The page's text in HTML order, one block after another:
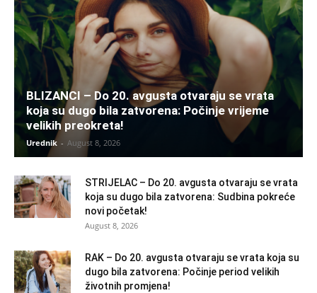
BLIZANCI – Do 20. avgusta otvaraju se vrata
koja su dugo bila zatvorena: Počinje vrijeme
velikih preokreta!
Urednik - August 8, 2026
STRIJELAC – Do 20. avgusta otvaraju se vrata
koja su dugo bila zatvorena: Sudbina pokreće
novi početak!
August 8, 2026
RAK – Do 20. avgusta otvaraju se vrata koja su
dugo bila zatvorena: Počinje period velikih
životnih promjena!